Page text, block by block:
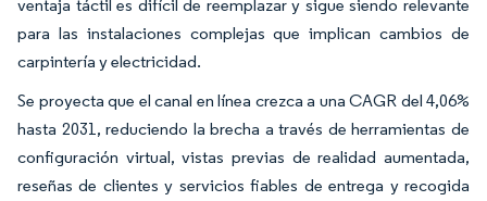
ventaja táctil es difícil de reemplazar y sigue siendo relevante
para las instalaciones complejas que implican cambios de
carpintería y electricidad.
Se proyecta que el canal en línea crezca a una CAGR del 4,06%
hasta 2031, reduciendo la brecha a través de herramientas de
configuración virtual, vistas previas de realidad aumentada,
reseñas de clientes y servicios fiables de entrega y recogida